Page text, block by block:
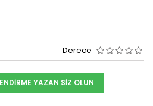
Derece
YAZAN SIZ OLUN